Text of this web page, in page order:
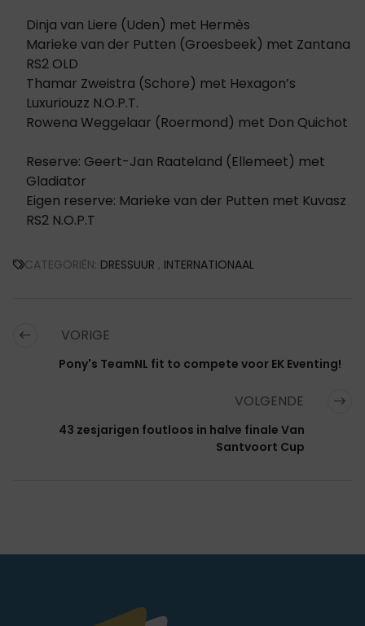
Dinja van Liere (Uden) met Hermès
Marieke van der Putten (Groesbeek) met Zantana
RS2 OLD
Thamar Zweistra (Schore) met Hexagon’s
Luxuriouzz N.O.P.T.
Rowena Weggelaar (Roermond) met Don Quichot
Reserve: Geert-Jan Raateland (Ellemeet) met
Gladiator
Eigen reserve: Marieke van der Putten met Kuvasz
RS2 N.O.P.T
CATEGORIËN: DRESSUUR , INTERNATIONAAL
VORIGE
Pony's TeamNL fit to compete voor EK Eventing!
VOLGENDE
43 zesjarigen foutloos in halve finale Van
Santvoort Cup